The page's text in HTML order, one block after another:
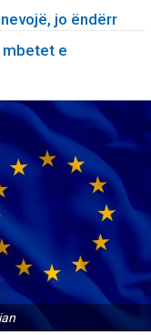
jo ëndërr
mbetet e